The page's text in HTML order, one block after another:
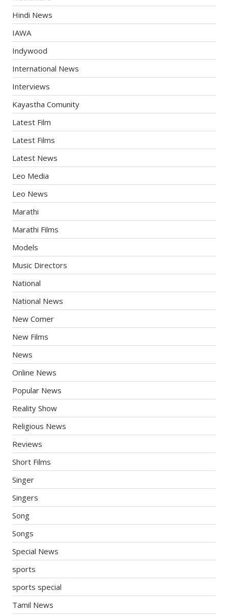
Hindi News
IAWA
Indywood
International News
Interviews
Kayastha Comunity
Latest Film
Latest Films
Latest News
Leo Media
Leo News
Marathi
Marathi Films
Models
Music Directors
National
National News
New Comer
New Films
News
Online News
Popular News
Reality Show
Religious News
Reviews
Short Films
Singer
Singers
Song
Songs
Special News
sports
sports special
Tamil News